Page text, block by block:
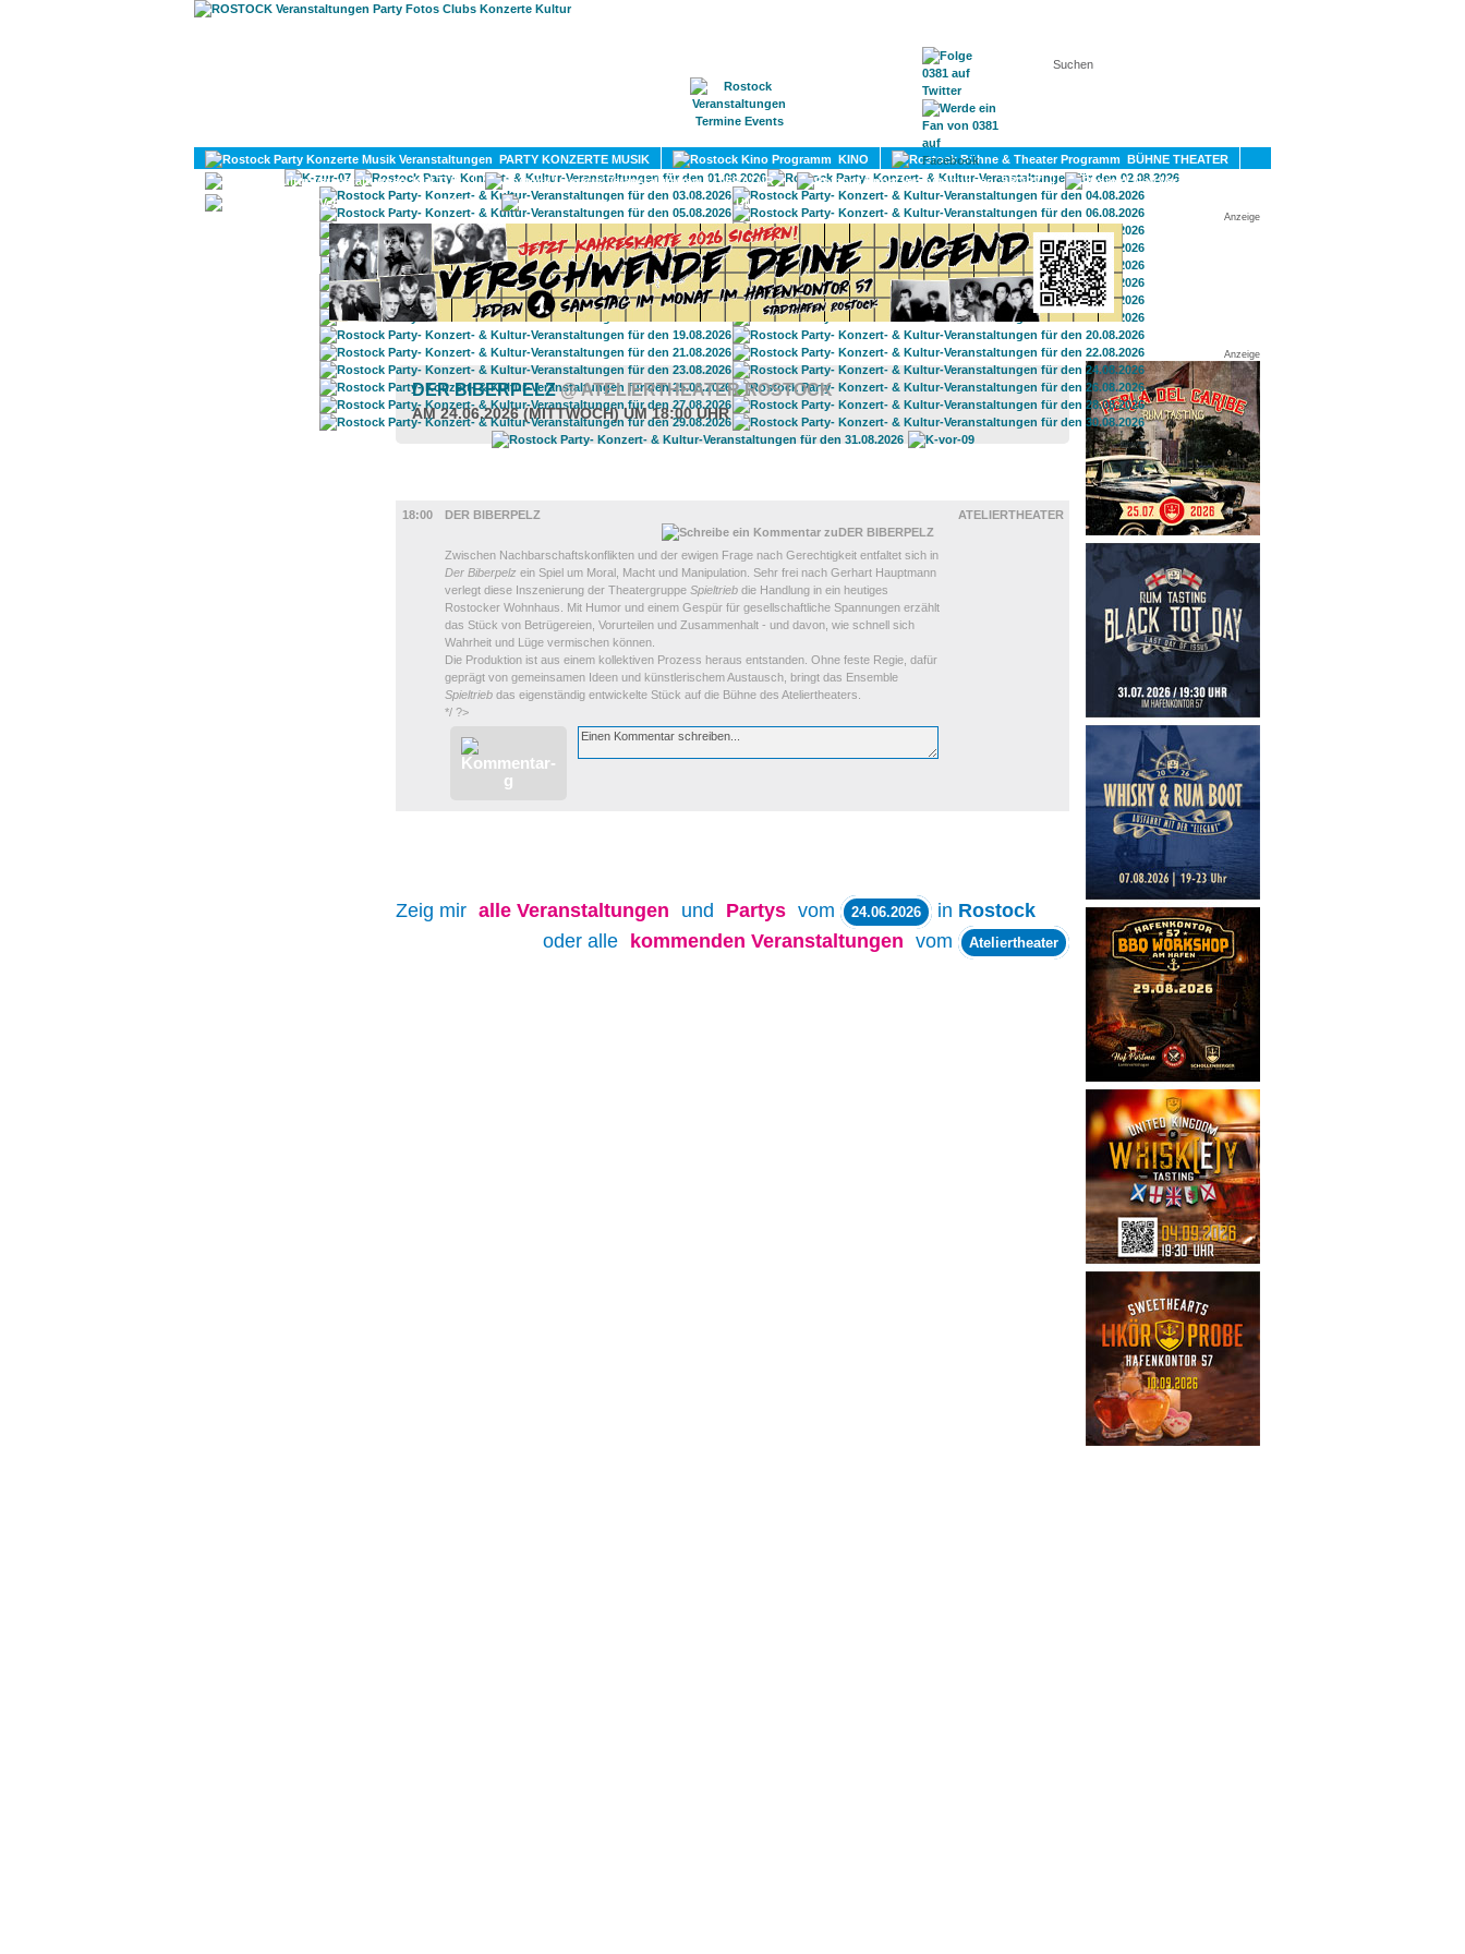
KONTAKT
PARTY KONZERTE MUSIK KINO
BÜHNE THEATER
KULTUR
LITERATUR SPORT
DIVERSES
UMLAND
Anzeige
Anzeige
DER BIBERPELZ@ ATELIERTHEATER ROSTOCK
AM 24.06.2026 (MITTWOCH) UM 18:00 UHR
18:00
DER BIBERPELZ ATELIERTHEATER
Zwischen Nachbarschaftskonflikten und der ewigen Frage nach Gerechtigkeit entfaltet sich in
Der Biberpelz ein Spiel um Moral, Macht und Manipulation. Sehr frei nach Gerhart Hauptmann
verlegt diese Inszenierung der Theatergruppe Spieltrieb die Handlung in ein heutiges
Rostocker Wohnhaus. Mit Humor und einem Gespür für gesellschaftliche Spannungen erzählt
das Stück von Betrügereien, Vorurteilen und Zusammenhalt - und davon, wie schnell sich
Wahrheit und Lüge vermischen können.
Die Produktion ist aus einem kollektiven Prozess heraus entstanden. Ohne feste Regie, dafür
geprägt von gemeinsamen Ideen und künstlerischem Austausch, bringt das Ensemble
Spieltrieb das eigenständig entwickelte Stück auf die Bühne des Ateliertheaters.
*/ ?>
Zeig mir alle Veranstaltungen und Partys vom 24.06.2026 in Rostock
oder alle
kommenden Veranstaltungen vom Ateliertheater